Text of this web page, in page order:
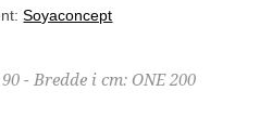
Soyaconcept
- Bredde i cm: ONE 200